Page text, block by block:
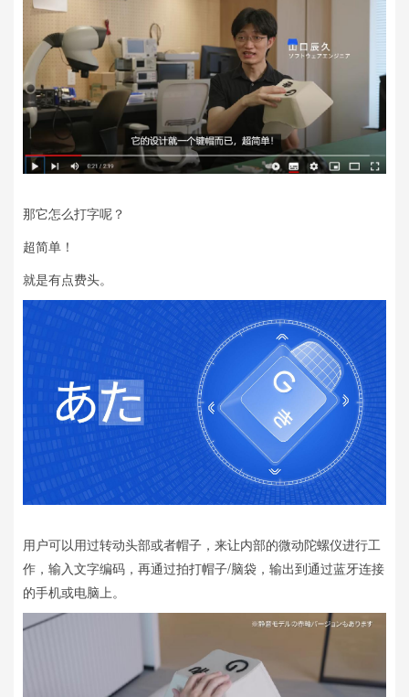
那它怎么打字呢？
超简单！
就是有点费头。
用户可以用过转动头部或者帽子，来让内部的微动陀螺仪进行工
作，输入文字编码，再通过拍打帽子/脑袋，输出到通过蓝牙连接
的手机或电脑上。